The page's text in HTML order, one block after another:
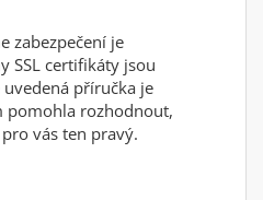
zabezpečení je
SSL certifikáty jsou
příručka je
pomohla rozhodnout,
vás ten pravý.